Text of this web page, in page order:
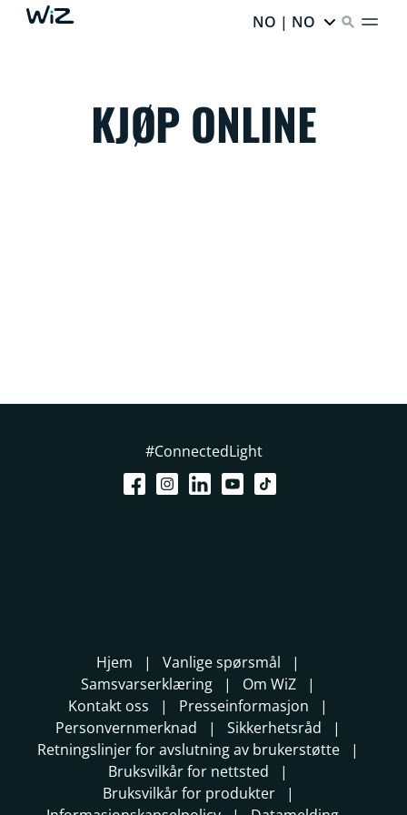
NO | NO
KJØP ONLINE
#ConnectedLight
Hjem
Vanlige spørsmål
Samsvarserklæring
Om WiZ
Kontakt oss
Presseinformasjon
Personvernmerknad
Sikkerhetsråd
Retningslinjer for avslutning av brukerstøtte
Bruksvilkår for nettsted
Bruksvilkår for produkter